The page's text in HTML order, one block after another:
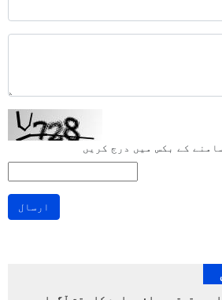
کے بکس میں درج کریں
ارسال